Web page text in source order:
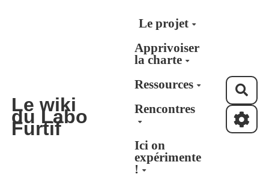
Aller au contenu principal
Le wiki
du Labo
Furtif
Le projet
Apprivoiser
la charte
Ressources
Rencontres
Ici on
expérimente
!